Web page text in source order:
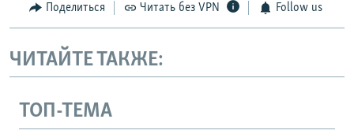
Поделиться Читать без VPN Follow us
ЧИТАЙТЕ ТАКЖЕ:
ТОП-ТЕМА